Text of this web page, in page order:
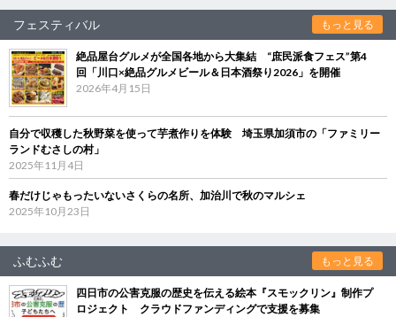
フェスティバル もっと見る
絶品屋台グルメが全国各地から大集結 “庶民派食フェス”第4
回「川口×絶品グルメビール＆日本酒祭り2026」を開催
2026年4月15日
自分で収穫した秋野菜を使って芋煮作りを体験 埼玉県加須市の「ファミリー
ランドむさしの村」
2025年11月4日
春だけじゃもったいないさくらの名所、加治川で秋のマルシェ
2025年10月23日
ふむふむ もっと見る
四日市の公害克服の歴史を伝える絵本『スモックリン』制作プ
ロジェクト クラウドファンディングで支援を募集